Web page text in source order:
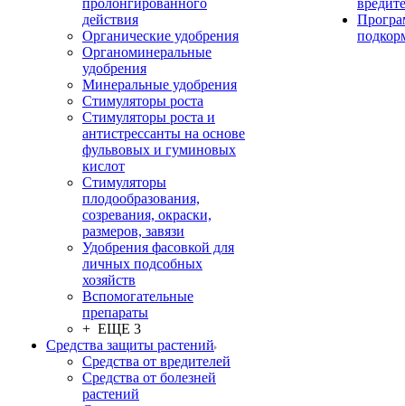
пролонгированного
действия
Органические удобрения
Органоминеральные
удобрения
Минеральные удобрения
Стимуляторы роста
Стимуляторы роста и
антистрессанты на основе
фульвовых и гуминовых
кислот
Стимуляторы
плодообразования,
созревания, окраски,
размеров, завязи
Удобрения фасовкой для
личных подсобных
хозяйств
Вспомогательные
препараты
+ ЕЩЕ 3
Средства защиты растений
Средства от вредителей
Средства от болезней
растений